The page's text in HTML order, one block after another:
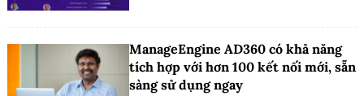
ManageEngine AD360 có khả năng
tích hợp với hơn 100 kết nối mới, sẵn
sàng sử dụng ngay